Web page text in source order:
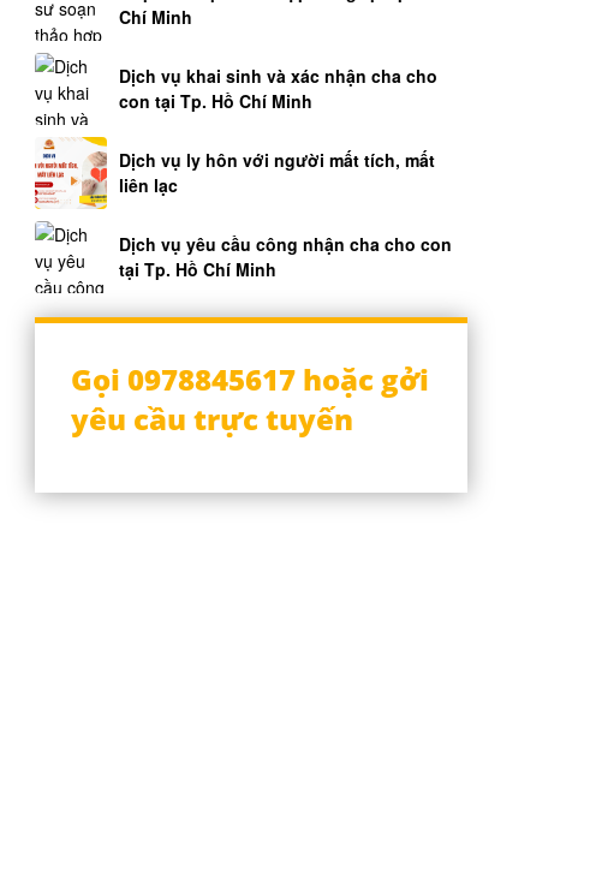
Chí Minh
Dịch vụ khai sinh và xác nhận cha cho
con tại Tp. Hồ Chí Minh
Dịch vụ ly hôn với người mất tích, mất
liên lạc
Dịch vụ yêu cầu công nhận cha cho con
tại Tp. Hồ Chí Minh
Gọi 0978845617 hoặc gởi
yêu cầu trực tuyến